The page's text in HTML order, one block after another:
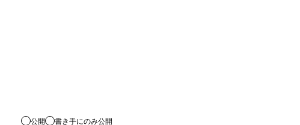
公開 書き手にのみ公開